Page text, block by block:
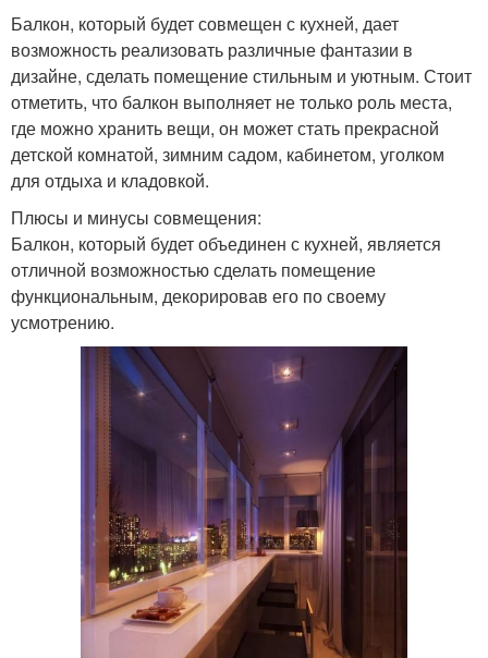
Балкон, который будет совмещен с кухней, дает
возможность реализовать различные фантазии в
дизайне, сделать помещение стильным и уютным. Стоит
отметить, что балкон выполняет не только роль места,
где можно хранить вещи, он может стать прекрасной
детской комнатой, зимним садом, кабинетом, уголком
для отдыха и кладовкой.
Плюсы и минусы совмещения:
Балкон, который будет объединен с кухней, является
отличной возможностью сделать помещение
функциональным, декорировав его по своему
усмотрению.